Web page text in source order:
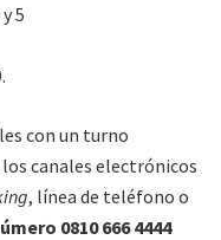
5
con un turno
canales electrónicos
, línea de teléfono o
0810 666 4444